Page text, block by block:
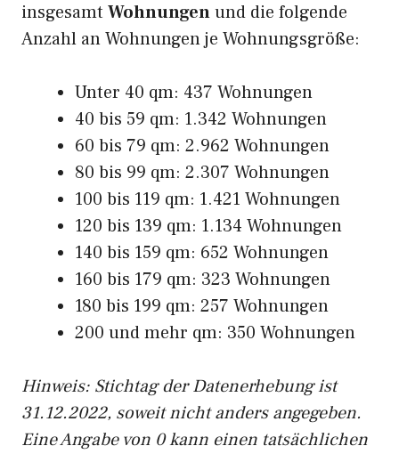
insgesamt Wohnungenund die folgende
Anzahl an Wohnungen je Wohnungsgröße:
Unter 40 qm: 437 Wohnungen
40 bis 59 qm: 1.342 Wohnungen
60 bis 79 qm: 2.962 Wohnungen
80 bis 99 qm: 2.307 Wohnungen
100 bis 119 qm: 1.421 Wohnungen
120 bis 139 qm: 1.134 Wohnungen
140 bis 159 qm: 652 Wohnungen
160 bis 179 qm: 323 Wohnungen
180 bis 199 qm: 257 Wohnungen
200 und mehr qm: 350 Wohnungen
Hinweis: Stichtag der Datenerhebung ist
31.12.2022, soweit nicht anders angegeben.
Eine Angabe von 0 kann einen tatsächlichen